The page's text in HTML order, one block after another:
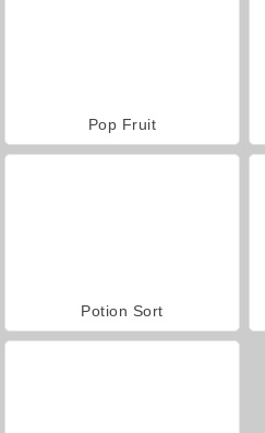
Pop Fruit
Potion Sort